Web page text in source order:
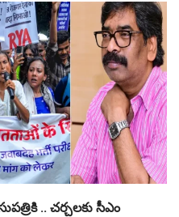
.. చర్చలకు సీఎం